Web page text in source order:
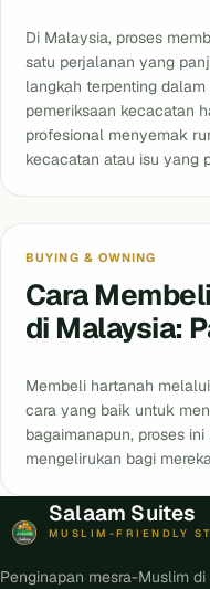
Di Malaysia, proses
satu perjalanan yang
langkah terpenting
pemeriksaan kecacatan
profesional menyemak
kecacatan atau isu yang
BUYING & OWNING
Cara
di Malaysia:
Membeli hartanah
cara yang baik untuk
bagaimanapun, proses
mengelirukan bagi
Salaam Suites
MUSLIM-FRIENDLY
Penginapan mesra-Muslim